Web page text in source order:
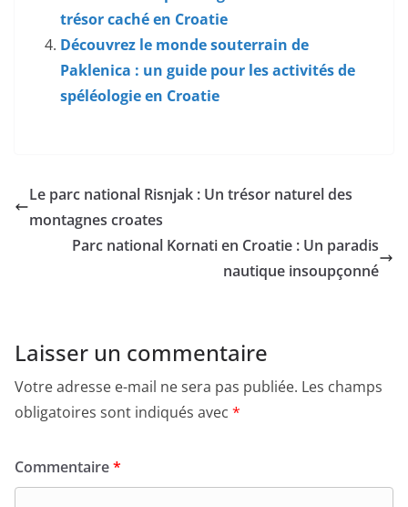
trésor caché en Croatie
Découvrez le monde souterrain de
Paklenica : un guide pour les activités de
spéléologie en Croatie
Le parc national Risnjak : Un trésor naturel des
montagnes croates
Parc national Kornati en Croatie : Un paradis
nautique insoupçonné
Laisser un commentaire
Votre adresse e-mail ne sera pas publiée. Les champs
obligatoires sont indiqués avec *
Commentaire*